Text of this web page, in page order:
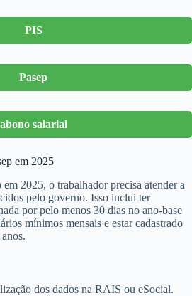
PIS
Pasep
abono salarial
em 2025
2025, o trabalhador precisa atender a
pelo governo. Isso inclui ter
por pelo menos 30 dias no ano-base
mínimos mensais e estar cadastrado
dos dados na RAIS ou eSocial.